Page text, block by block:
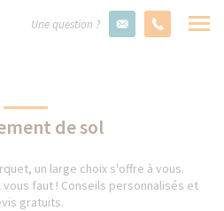
Une question ?
de sol
un large choix s'offre à vous.
faut ! Conseils personnalisés et
gratuits.